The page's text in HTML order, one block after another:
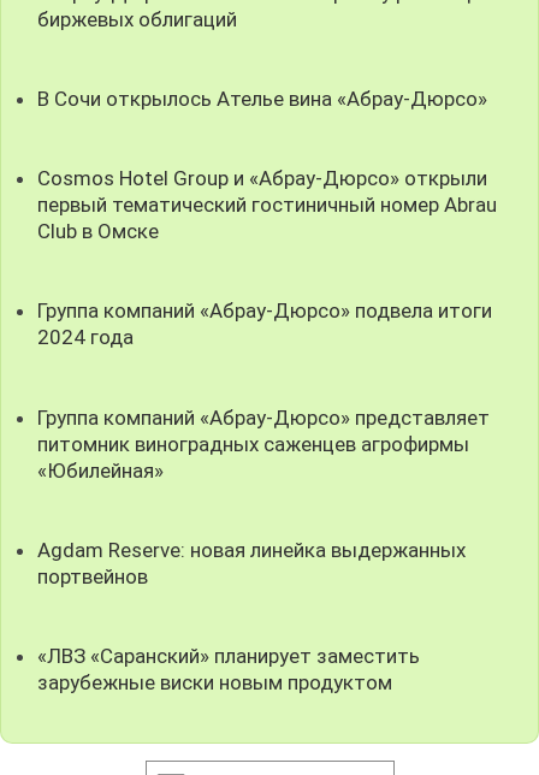
биржевых облигаций
В Сочи открылось Ателье вина «Абрау-Дюрсо»
Cosmos Hotel Group и «Абрау-Дюрсо» открыли
первый тематический гостиничный номер Abrau
Club в Омске
Группа компаний «Абрау-Дюрсо» подвела итоги
2024 года
Группа компаний «Абрау-Дюрсо» представляет
питомник виноградных саженцев агрофирмы
«Юбилейная»
Agdam Reserve: новая линейка выдержанных
портвейнов
«ЛВЗ «Саранский» планирует заместить
зарубежные виски новым продуктом